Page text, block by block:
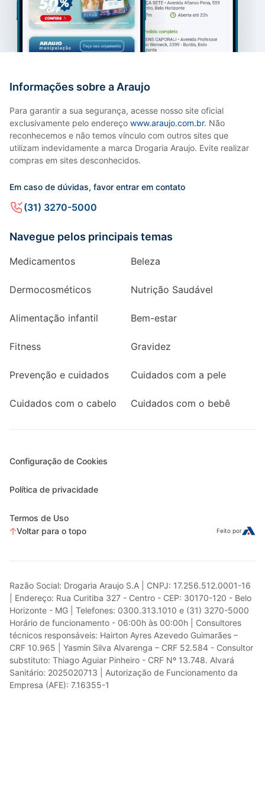
Informações sobre a Araujo
Para garantir a sua segurança, acesse nosso site oficial
exclusivamente pelo endereço www.araujo.com.br. Não
reconhecemos e não temos vínculo com outros sites que
utilizam indevidamente a marca Drogaria Araujo. Evite realizar
compras em sites desconhecidos.
Em caso de dúvidas, favor entrar em contato
(31) 3270-5000
Navegue pelos principais temas
Medicamentos Beleza
Dermocosméticos Nutrição Saudável
Alimentação infantil Bem-estar
Fitness Gravidez
Prevenção e cuidados Cuidados com a pele
Cuidados com o cabelo Cuidados com o bebê
Configuração de Cookies
Política de privacidade
Termos de Uso
Voltar para o topo
Feito por
Razão Social: Drogaria Araujo S.A | CNPJ: 17.256.512.0001-16
| Endereço: Rua Curitiba 327 - Centro - CEP: 30170-120 - Belo
Horizonte - MG | Telefones: 0300.313.1010 e (31) 3270-5000
Horário de funcionamento - 06:00h às 00:00h | Consultores
técnicos responsáveis: Hairton Ayres Azevedo Guimarães –
CRF 10.965 | Yasmin Silva Alvarenga – CRF 52.584 - Consultor
substituto: Thiago Aguiar Pinheiro - CRF Nº 13.748. Alvará
Sanitário: 2025020713 | Autorização de Funcionamento da
Empresa (AFE): 7.16355-1